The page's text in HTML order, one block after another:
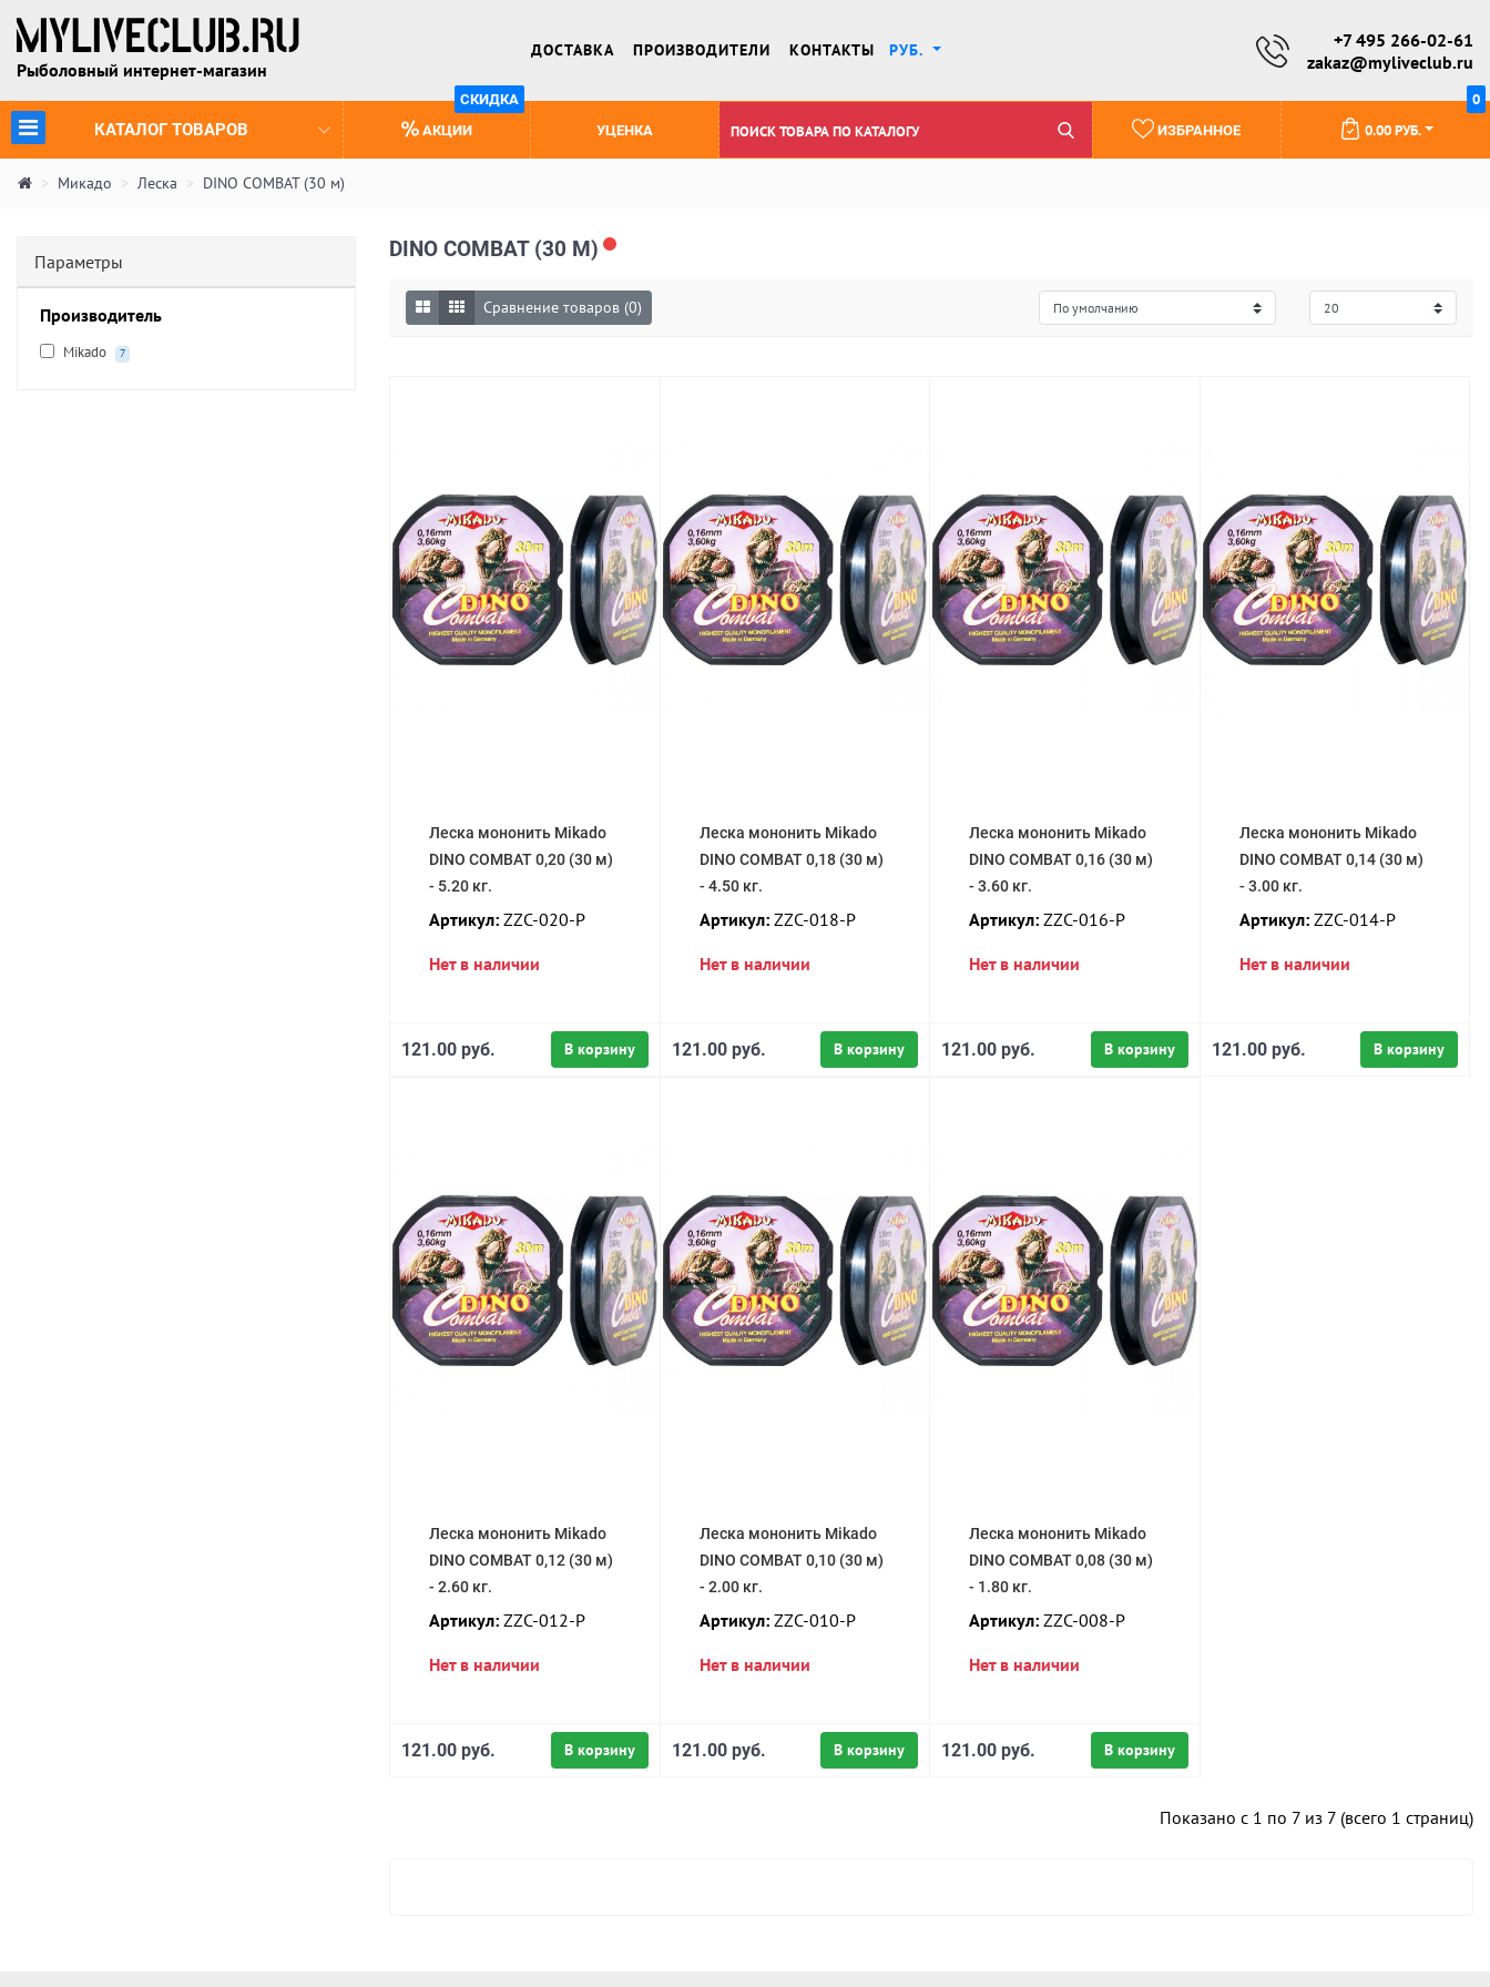
Рыболовный интернет-магазин
ДОСТАВКА ПРОИЗВОДИТЕЛИ КОНТАКТЫ РУБ.
+7 495 266-02-61
zakaz@myliveclub.ru
КАТАЛОГ ТОВАРОВ
(CURRENT) АКЦИИ
СКИДКА
УЦЕНКА
ИЗБРАННОЕ
0
0.00 РУБ.
Микадо Леска DINO COMBAT (30 м)
Параметры
Производитель
Mikado 7
DINO COMBAT (30 М)
Сравнение товаров (0)
Леска мононить Mikado
DINO COMBAT 0,20 (30 м)
- 5.20 кг.
Артикул: ZZC-020-P
Нет в наличии
В корзину
121.00 руб.
Леска мононить Mikado
DINO COMBAT 0,18 (30 м)
- 4.50 кг.
Артикул:ZZC-018-P
Нет в наличии
В корзину
121.00 руб.
Леска мононить Mikado
DINO COMBAT 0,16 (30 м)
- 3.60 кг.
Артикул: ZZC-016-P
Нет в наличии
В корзину
121.00 руб.
Леска мононить Mikado
DINO COMBAT 0,14 (30 м)
- 3.00 кг.
Артикул:ZZC-014-P
Нет в наличии
В корзину
121.00 руб.
Леска мононить Mikado
DINO COMBAT 0,12 (30 м)
- 2.60 кг.
Артикул: ZZC-012-P
Нет в наличии
В корзину
121.00 руб.
Леска мононить Mikado
DINO COMBAT 0,10 (30 м)
- 2.00 кг.
Артикул:ZZC-010-P
Нет в наличии
В корзину
121.00 руб.
Леска мононить Mikado
DINO COMBAT 0,08 (30 м)
- 1.80 кг.
Артикул: ZZC-008-P
Нет в наличии
В корзину
121.00 руб.
Показано с 1 по 7 из 7 (всего 1 страниц)